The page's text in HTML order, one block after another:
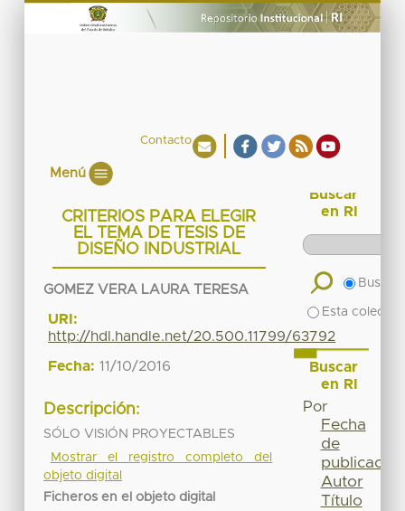
Contacto
Menú
CRITERIOS PARA ELEGIR
EL TEMA DE TESIS DE
DISEÑO INDUSTRIAL
GOMEZ VERA LAURA TERESA
URI:
http://hdl.handle.net/20.500.11799/63792
Fecha: 11/10/2016
Descripción:
SÓLO VISIÓN PROYECTABLES
Mostrar el registro completo del
objeto digital
Ficheros en el objeto digital
Buscar
en RI
Buscar
Esta
Buscar
en RI
Por
Fecha
de
publicación
Autor
Título